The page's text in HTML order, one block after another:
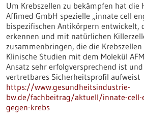
Um Krebszellen zu bekämpfen hat die
Affimed GmbH spezielle „innate cell
bispezifischen Antikörpern entwickelt,
erkennen und mit natürlichen
zusammenbringen, die die
Klinische Studien mit dem Molekül
Ansatz sehr erfolgversprechend ist
vertretbares Sicherheitsprofil aufweist
https://www.gesundheitsindustrie-
bw.de/fachbeitrag/aktuell/innate-cell-
gegen-krebs